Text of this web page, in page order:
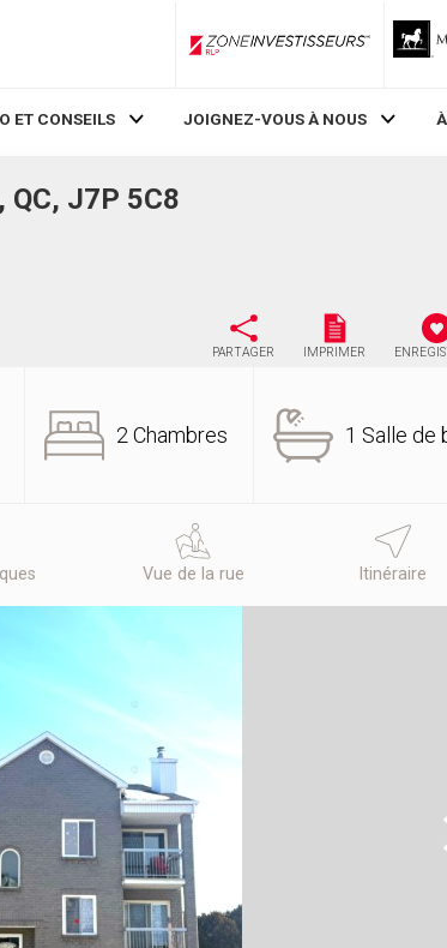
ZoneInvestisseurs RLP
ET CONSEILS JOIGNEZ-VOUS À NOUS
J7P 5C8
PARTAGER IMPRIMER
2 Chambres 1 Salle de
Vue de la rue Itinéraire